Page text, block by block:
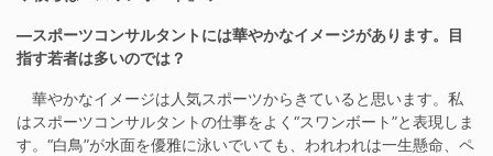
―スポーツコンサルタントには華やかなイメージがあります。目
指す若者は多いのでは？
華やかなイメージは人気スポーツからきていると思います。私
はスポーツコンサルタントの仕事をよく“スワンボート”と表現しま
す。“白鳥”が水面を優雅に泳いでいても、われわれは一生懸命、ペ